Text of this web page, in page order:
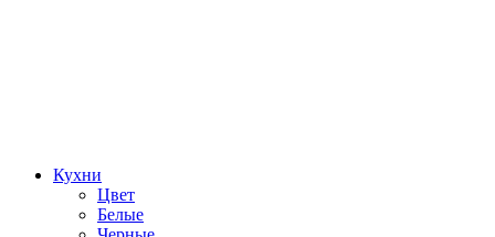
Кухни
Цвет
Белые